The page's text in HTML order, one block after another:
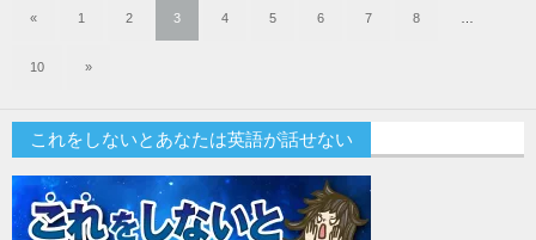
« 1 2 3 4 5 6 7 8
10 »
これをしないとあなたは英語が話せない